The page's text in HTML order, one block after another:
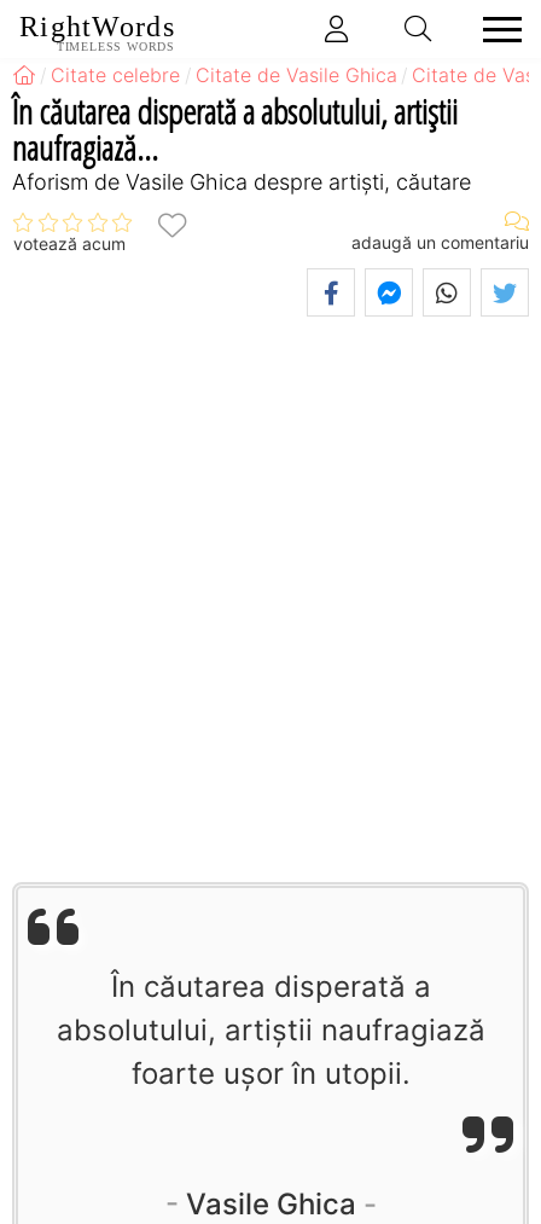
RightWords
TIMELESS WORDS
Citate celebre Citate de Vasile Ghica Citate de
În căutarea disperată a absolutului, artiştii
naufragiază...
Aforism de Vasile Ghica despre artiști, căutare
votează acum adaugă un comentariu
În căutarea disperată a
absolutului, artiştii naufragiază
foarte uşor în utopii.
Vasile Ghica